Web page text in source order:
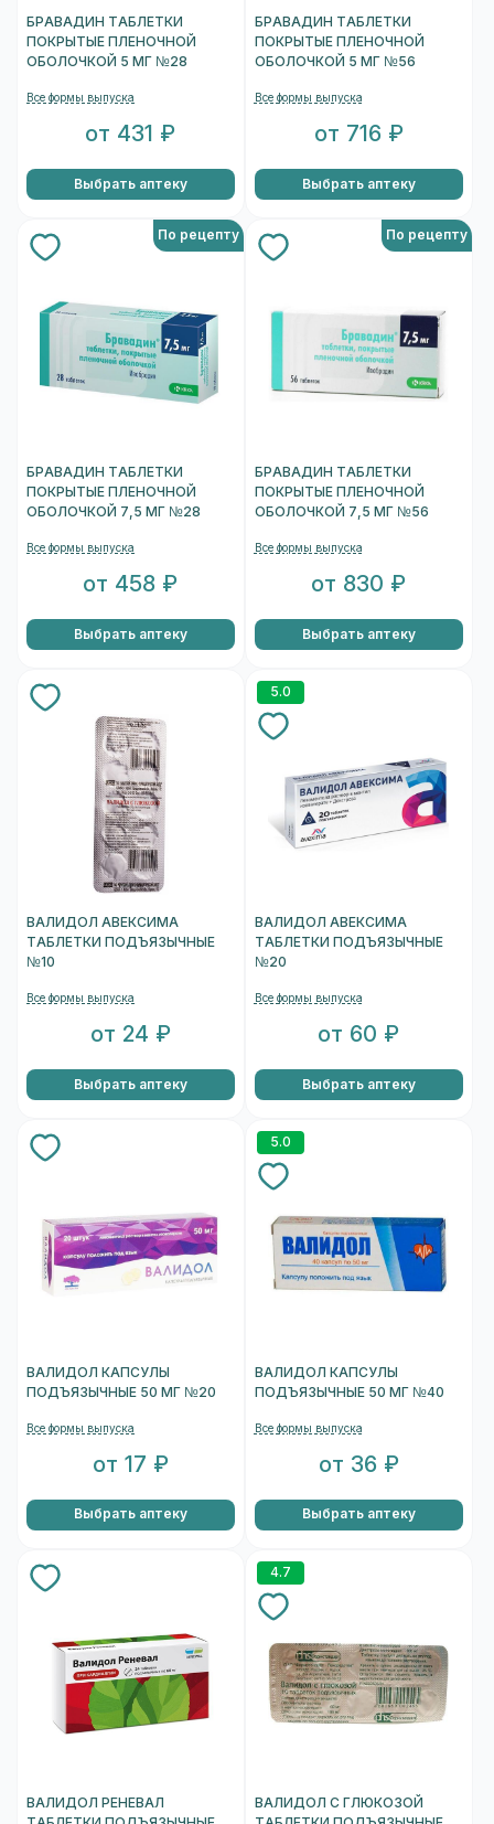
БРАВАДИН ТАБЛЕТКИ
ПОКРЫТЫЕ ПЛЕНОЧНОЙ
ОБОЛОЧКОЙ 5 МГ №28
Все формы выпуска
от 431 ₽
Выбрать аптеку
БРАВАДИН ТАБЛЕТКИ
ПОКРЫТЫЕ ПЛЕНОЧНОЙ
ОБОЛОЧКОЙ 5 МГ №56
Все формы выпуска
от 716 ₽
Выбрать аптеку
По рецепту
БРАВАДИН ТАБЛЕТКИ
ПОКРЫТЫЕ ПЛЕНОЧНОЙ
ОБОЛОЧКОЙ 7,5 МГ №28
Все формы выпуска
от 458 ₽
Выбрать аптеку
По рецепту
БРАВАДИН ТАБЛЕТКИ
ПОКРЫТЫЕ ПЛЕНОЧНОЙ
ОБОЛОЧКОЙ 7,5 МГ №56
Все формы выпуска
от 830 ₽
Выбрать аптеку
ВАЛИДОЛ АВЕКСИМА
ТАБЛЕТКИ ПОДЪЯЗЫЧНЫЕ
№10
Все формы выпуска
от 24 ₽
Выбрать аптеку
5.0
ВАЛИДОЛ АВЕКСИМА
ТАБЛЕТКИ ПОДЪЯЗЫЧНЫЕ
№20
Все формы выпуска
от 60 ₽
Выбрать аптеку
ВАЛИДОЛ КАПСУЛЫ
ПОДЪЯЗЫЧНЫЕ 50 МГ №20
Все формы выпуска
от 17 ₽
Выбрать аптеку
5.0
ВАЛИДОЛ КАПСУЛЫ
ПОДЪЯЗЫЧНЫЕ 50 МГ №40
Все формы выпуска
от 36 ₽
Выбрать аптеку
ВАЛИДОЛ РЕНЕВАЛ
4.7
ВАЛИДОЛ С ГЛЮКОЗОЙ